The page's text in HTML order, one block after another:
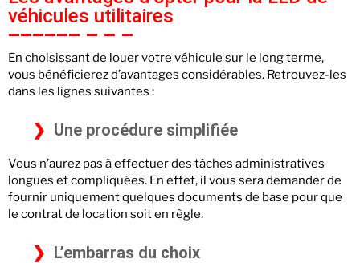
véhicules utilitaires
En choisissant de louer votre véhicule sur le long terme,
vous bénéficierez d’avantages considérables. Retrouvez-les
dans les lignes suivantes :
Une procédure simplifiée
Vous n’aurez pas à effectuer des tâches administratives
longues et compliquées. En effet, il vous sera demander de
fournir uniquement quelques documents de base pour que
le contrat de location soit en règle.
L’embarras du choix